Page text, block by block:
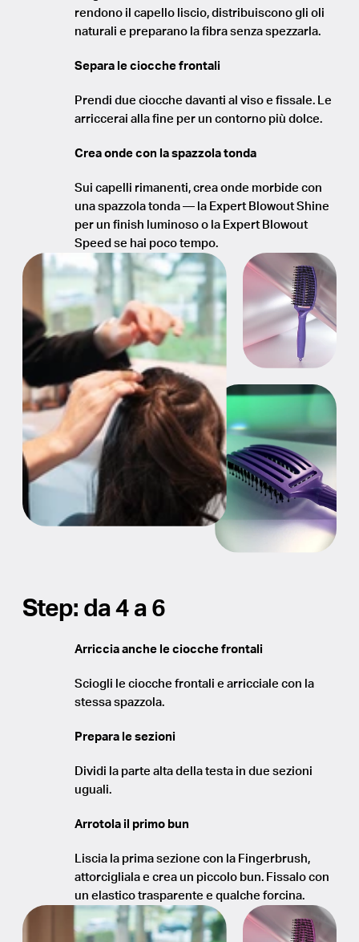
rendono il capello liscio, distribuiscono gli oli
naturali e preparano la fibra senza spezzarla.
Separa le ciocche frontali
Prendi due ciocche davanti al viso e fissale. Le
arriccerai alla fine per un contorno più dolce.
Crea onde con la spazzola tonda
Sui capelli rimanenti, crea onde morbide con
una spazzola tonda — la Expert Blowout Shine
per un finish luminoso o la Expert Blowout
Speed se hai poco tempo.
Step: da 4 a 6
Arriccia anche le ciocche frontali
Sciogli le ciocche frontali e arricciale con la
stessa spazzola.
Prepara le sezioni
Dividi la parte alta della testa in due sezioni
uguali.
Arrotola il primo bun
Liscia la prima sezione con la Fingerbrush,
attorcigliala e crea un piccolo bun. Fissalo con
un elastico trasparente e qualche forcina.